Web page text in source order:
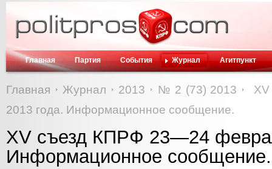
Главная Партия События Журнал Агитпункт
Главная Журнал 2013 № 2 (73) 2013
2013 года. Информационное сообщение.
ХV съезд КПРФ 23—24
Информационное сообщение.